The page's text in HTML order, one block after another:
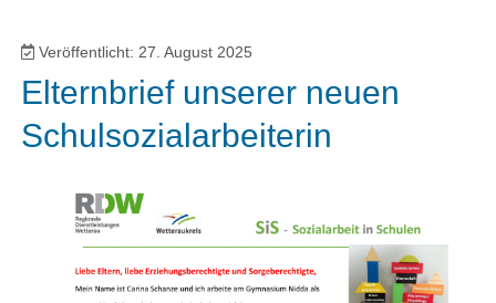
Veröffentlicht: 27. August 2025
Elternbrief unserer neuen
Schulsozialarbeiterin